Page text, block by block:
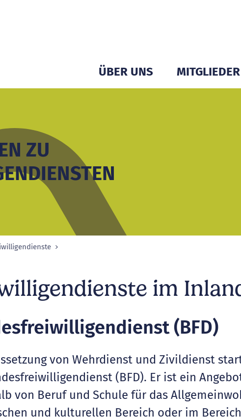
ÜBER UNS MITGLIEDER
ZU
im
(BFD)
von Wehrdienst und Zivildienst
(BFD). Er ist ein
von Beruf und Schule für das
und kulturellen Bereich oder im